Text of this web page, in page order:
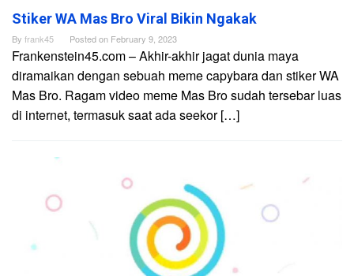
Stiker WA Mas Bro Viral Bikin Ngakak
By frank45 Posted on February 9, 2023
Frankenstein45.com – Akhir-akhir jagat dunia maya
diramaikan dengan sebuah meme capybara dan stiker WA
Mas Bro. Ragam video meme Mas Bro sudah tersebar luas
di internet, termasuk saat ada seekor […]